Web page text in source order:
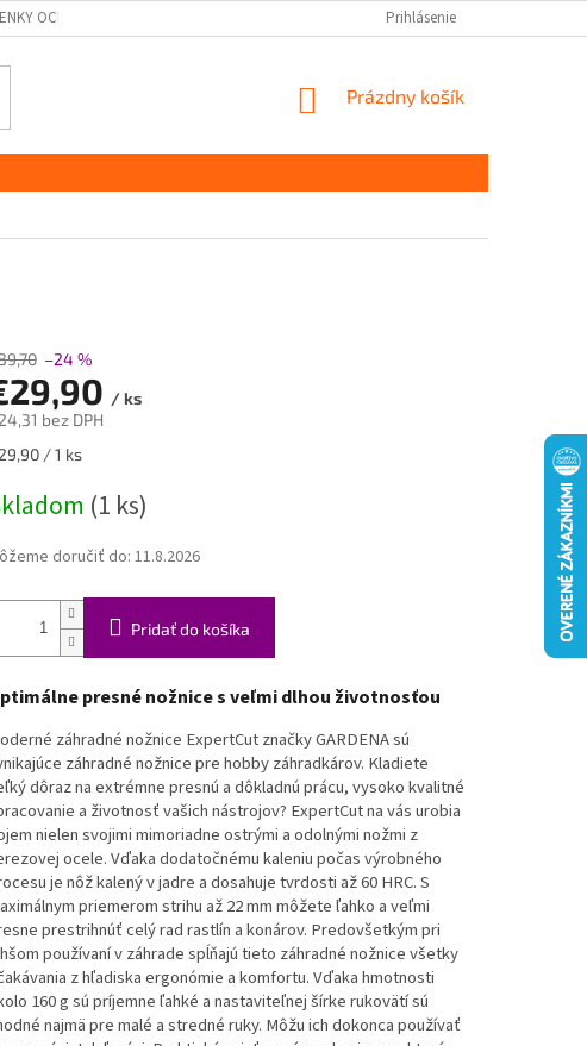
OCHRANY OSOBNÝCH ÚDAJOV DOPRAVA A PLATBAPrihlásenie
NÁKUPNÝ
Prázdny košík
–24 %
/ ks
bez DPH
/ 1 ks
(1 ks)
doručiť do: 11.8.2026
Pridať do košíka
presné nožnice s veľmi dlhou životnosťou
záhradné nožnice ExpertCut značky GARDENA sú
záhradné nožnice pre hobby záhradkárov. Kladiete
dôraz na extrémne presnú a dôkladnú prácu, vysoko kvalitné
a životnosť vašich nástrojov? ExpertCut na vás urobia
nielen svojimi mimoriadne ostrými a odolnými nožmi z
ocele. Vďaka dodatočnému kaleniu počas výrobného
je nôž kalený v jadre a dosahuje tvrdosti až 60 HRC. S
priemerom strihu až 22 mm môžete ľahko a veľmi
prestrihnúť celý rad rastlín a konárov. Predovšetkým pri
používaní v záhrade spĺňajú tieto záhradné nožnice všetky
z hľadiska ergonómie a komfortu. Vďaka hmotnosti
160 g sú príjemne ľahké a nastaviteľnej šírke rukovätí sú
najmä pre malé a stredné ruky. Môžu ich dokonca používať